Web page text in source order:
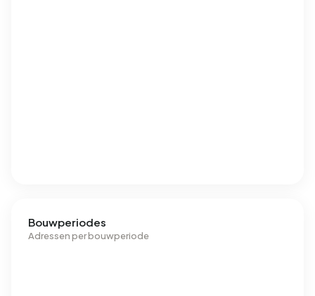
Bouwperiodes
Adressen per bouwperiode